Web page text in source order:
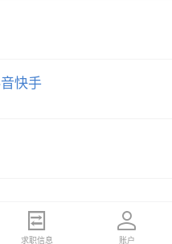
快手
求职信息 账户